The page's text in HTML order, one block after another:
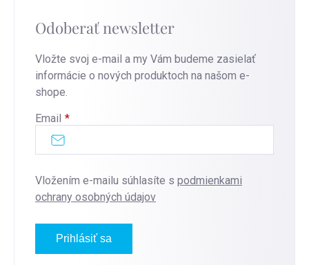
Odoberať newsletter
Vložte svoj e-mail a my Vám budeme zasielať
informácie o nových produktoch na našom e-
shope.
Email
Vložením e-mailu súhlasíte s podmienkami
ochrany osobných údajov
Prihlásiť sa